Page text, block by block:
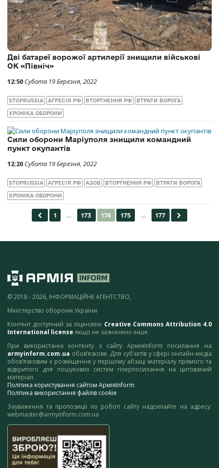
Дві батареї ворожої артилерії знищили військові
ОК «Північ»
12:50 Субота 19 Березня, 2022
STOPRUSSIA АГРЕСІЯ РФ ВТОРГНЕННЯ РФ ВТРАТИ ВОРОГА
ХРОНІКА ОБОРОНИ
Сили оборони Маріуполя знищили командний
пункт окупантів
12:20 Субота 19 Березня, 2022
STOPRUSSIA АГРЕСІЯ РФ АЗОВ ВТОРГНЕННЯ РФ ВТРАТИ ВОРОГА
ХРОНІКА ОБОРОНИ
© 2018 - 2026, ІНФОРМАЦІЙНЕ АГЕНТСТВО,
Міністерство оборони України
Контент доступний за ліцензією Creative Commons Attribution 4.0
International license якщо не зазначено інше.
При використанні контенту з сайту АрміяInform посилання на
armyinform.com.ua обов’язкове. Для суб’єктів у сфері онлайн-медіа
обов’язковим є розміщення у першому абзаці матеріалу прямого та
відкритого для пошукових систем гіперпосилання на цитований
матеріал.
Політика користування сайтом АрміяInform
Політика використання файлів cookie
Зауваження та пропозиції по роботі сайту надсилайте на адресу:
webmaster@armyinform.com.ua